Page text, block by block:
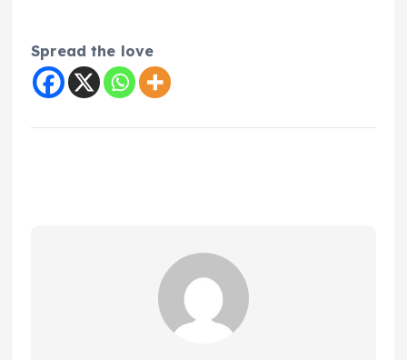
Spread the love